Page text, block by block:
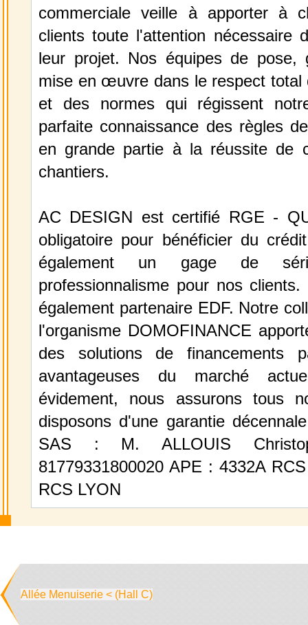
commerciale veille à apporter à
clients toute l'attention nécessaire
leur projet. Nos équipes de pose,
mise en œuvre dans le respect total
et des normes qui régissent
parfaite connaissance des règles
en grande partie à la réussite de
chantiers.
AC DESIGN est certifié RGE -
obligatoire pour bénéficier du
également un gage de
professionnalisme pour nos
également partenaire EDF. Notre
l'organisme DOMOFINANCE
des solutions de financements
avantageuses du marché
évidement, nous assurons tous
disposons d'une garantie
SAS : M. ALLOUIS
81779331800020 APE : 4332A
RCS LYON
Allée Menuiserie < (Hall C)